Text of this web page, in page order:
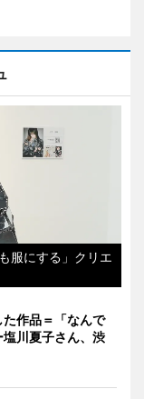
服にする」クリエ
作品＝「なんで
川夏子さん、渋